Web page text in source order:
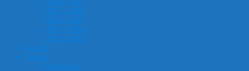
2015 / 2016
2014 / 2015
2013 / 2014
2012 / 2013
Galleri
Om os
Bestyrelse